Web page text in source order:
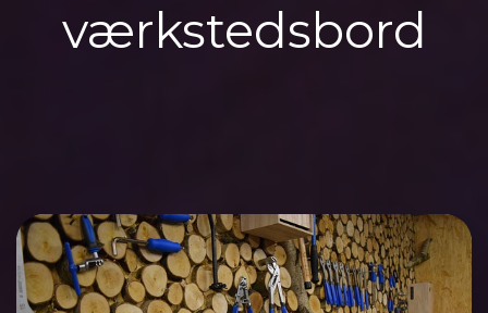
værkstedsbord